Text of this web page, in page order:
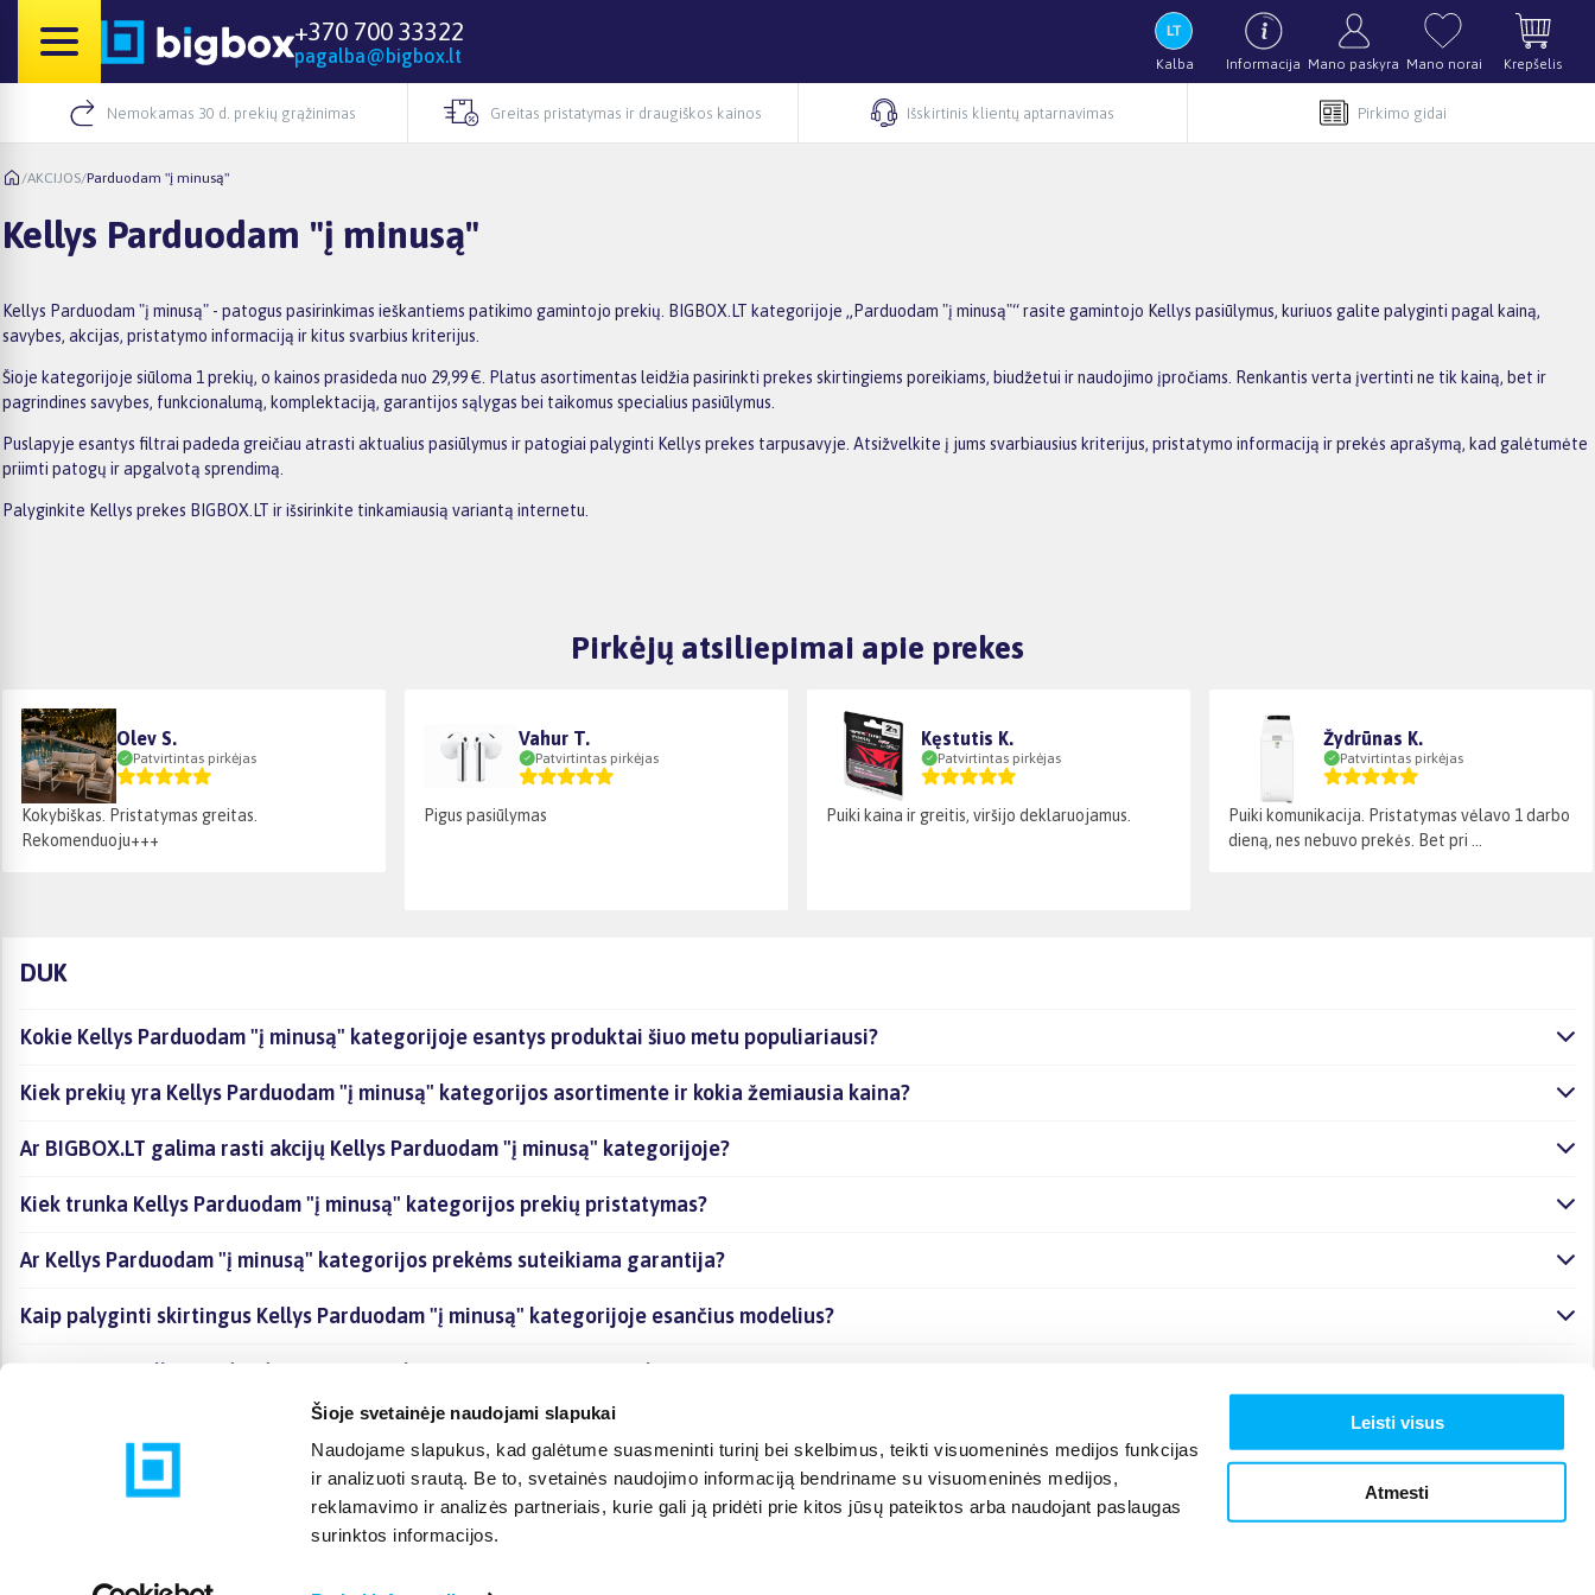
Šioje svetainėje naudojami slapukai
Naudojame slapukus, kad galėtume suasmeninti turinį bei skelbimus, teikti visuomeninės medijos funkcijas
ir analizuoti srautą. Be to, svetainės naudojimo informaciją bendriname su visuomeninės medijos,
reklamavimo ir analizės partneriais, kurie gali ją pridėti prie kitos jūsų pateiktos arba naudojant paslaugas
surinktos informacijos.
Leisti visus
Atmesti
+370 700 33322
pagalba@bigbox.lt Kalba Informacija Mano paskyra Mano norai Krepšelis
Nemokamas 30 d. prekių grąžinimas Greitas pristatymas ir draugiškos kainos Išskirtinis klientų aptarnavimas Pirkimo gidai
/AKCIJOS/Parduodam "į minusą"
Kellys Parduodam "į minusą"
Kellys Parduodam "į minusą" - patogus pasirinkimas ieškantiems patikimo gamintojo prekių. BIGBOX.LT kategorijoje „Parduodam "į minusą"“ rasite gamintojo Kellys pasiūlymus, kuriuos galite palyginti pagal kainą,
savybes, akcijas, pristatymo informaciją ir kitus svarbius kriterijus.
Šioje kategorijoje siūloma 1 prekių, o kainos prasideda nuo 29,99 €. Platus asortimentas leidžia pasirinkti prekes skirtingiems poreikiams, biudžetui ir naudojimo įpročiams. Renkantis verta įvertinti ne tik kainą, bet ir
pagrindines savybes, funkcionalumą, komplektaciją, garantijos sąlygas bei taikomus specialius pasiūlymus.
Puslapyje esantys filtrai padeda greičiau atrasti aktualius pasiūlymus ir patogiai palyginti Kellys prekes tarpusavyje. Atsižvelkite į jums svarbiausius kriterijus, pristatymo informaciją ir prekės aprašymą, kad galėtumėte
priimti patogų ir apgalvotą sprendimą.
Palyginkite Kellys prekes BIGBOX.LT ir išsirinkite tinkamiausią variantą internetu.
Pirkėjų atsiliepimai apie prekes
Olev S.
Patvirtintas pirkėjas
Kokybiškas. Pristatymas greitas.
Rekomenduoju+++
Vahur T.
Patvirtintas pirkėjas
Pigus pasiūlymas
Kęstutis K.
Patvirtintas pirkėjas
Puiki kaina ir greitis, viršijo deklaruojamus.
Žydrūnas K.
Patvirtintas pirkėjas
Puiki komunikacija. Pristatymas vėlavo 1 darbo
dieną, nes nebuvo prekės. Bet pri ...
DUK
Kokie Kellys Parduodam "į minusą" kategorijoje esantys produktai šiuo metu populiariausi?
Kiek prekių yra Kellys Parduodam "į minusą" kategorijos asortimente ir kokia žemiausia kaina?
Ar BIGBOX.LT galima rasti akcijų Kellys Parduodam "į minusą" kategorijoje?
Kiek trunka Kellys Parduodam "į minusą" kategorijos prekių pristatymas?
Ar Kellys Parduodam "į minusą" kategorijos prekėms suteikiama garantija?
Kaip palyginti skirtingus Kellys Parduodam "į minusą" kategorijoje esančius modelius?
Kaip įsigyti Kellys Parduodam "į minusą" kategorijoje esančias prekes internetu?